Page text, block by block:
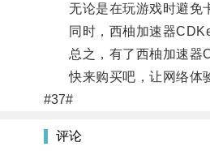
无论是在玩游戏时避免卡
同时，西柚加速器CDKey
总之，有了西柚加速器
快来购买吧，让网络体验
#37#
评论